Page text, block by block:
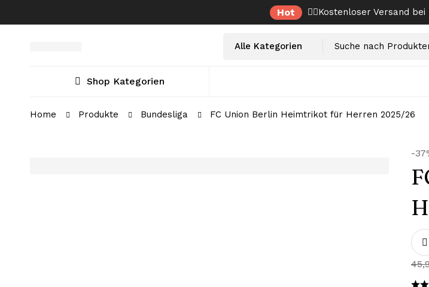
Hot ✌🏼Kostenloser Versand
Select
Suche
Shop Kategorien
Home Produkte Bundesliga FC Union Berlin Heimtrikot für Herren 2025/26
-